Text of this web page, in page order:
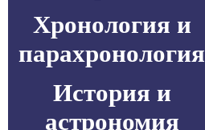
Хронология и
парахронология
История и
астрономия